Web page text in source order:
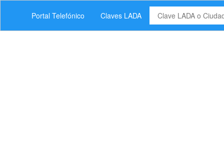
Portal Telefónico Claves LADA